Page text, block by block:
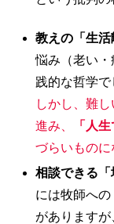
教えの「生活
悩み（老い
践的な哲学で
しかし、難
進み、
「人
づらいものに
相談できる
には牧師へ
がありますが